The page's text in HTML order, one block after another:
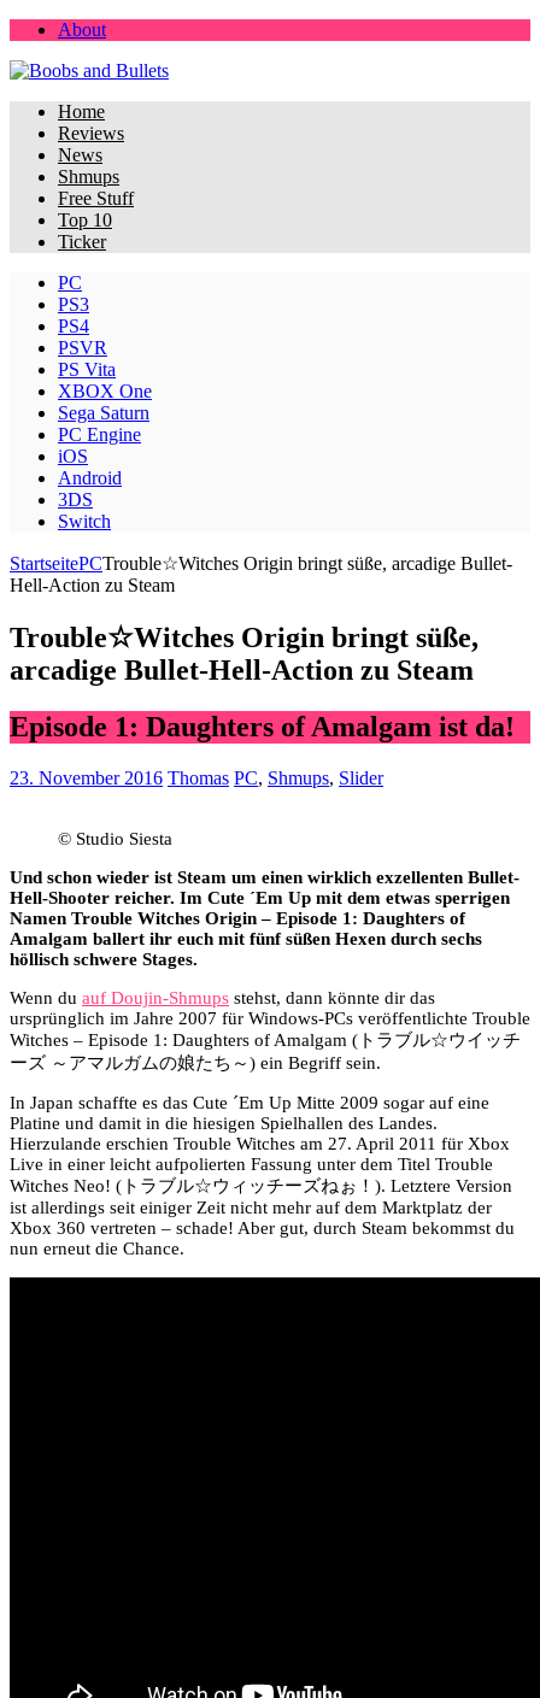
About
Home
Reviews
News
Shmups
Free Stuff
Top 10
Ticker
PC
PS3
PS4
PSVR
PS Vita
XBOX One
Sega Saturn
PC Engine
iOS
Android
3DS
Switch
StartseitePCTrouble☆Witches Origin bringt süße, arcadige Bullet-
Hell-Action zu Steam
Trouble☆Witches Origin bringt süße,
arcadige Bullet-Hell-Action zu Steam
Episode 1: Daughters of Amalgam ist da!
23. November 2016 Thomas PC, Shmups, Slider
© Studio Siesta
Und schon wieder ist Steam um einen wirklich exzellenten Bullet-
Hell-Shooter reicher. Im Cute ´Em Up mit dem etwas sperrigen
Namen Trouble Witches Origin – Episode 1: Daughters of
Amalgam ballert ihr euch mit fünf süßen Hexen durch sechs
höllisch schwere Stages.
Wenn du auf Doujin-Shmups stehst, dann könnte dir das
ursprünglich im Jahre 2007 für Windows-PCs veröffentlichte Trouble
Witches – Episode 1: Daughters of Amalgam (トラブル☆ウイッチ
ーズ ～アマルガムの娘たち～) ein Begriff sein.
In Japan schaffte es das Cute ´Em Up Mitte 2009 sogar auf eine
Platine und damit in die hiesigen Spielhallen des Landes.
Hierzulande erschien Trouble Witches am 27. April 2011 für Xbox
Live in einer leicht aufpolierten Fassung unter dem Titel Trouble
Witches Neo! (トラブル☆ウィッチーズねぉ！). Letztere Version
ist allerdings seit einiger Zeit nicht mehr auf dem Marktplatz der
Xbox 360 vertreten – schade! Aber gut, durch Steam bekommst du
nun erneut die Chance.